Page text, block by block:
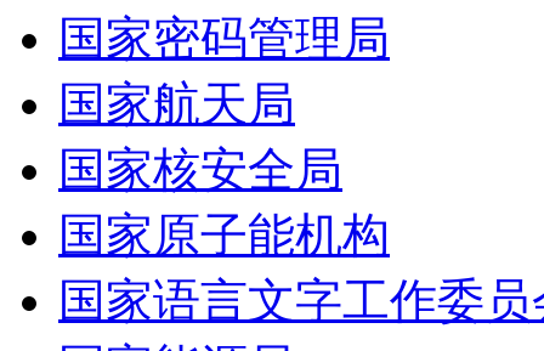
国家密码管理局
国家航天局
国家核安全局
国家原子能机构
国家语言文字工作委员